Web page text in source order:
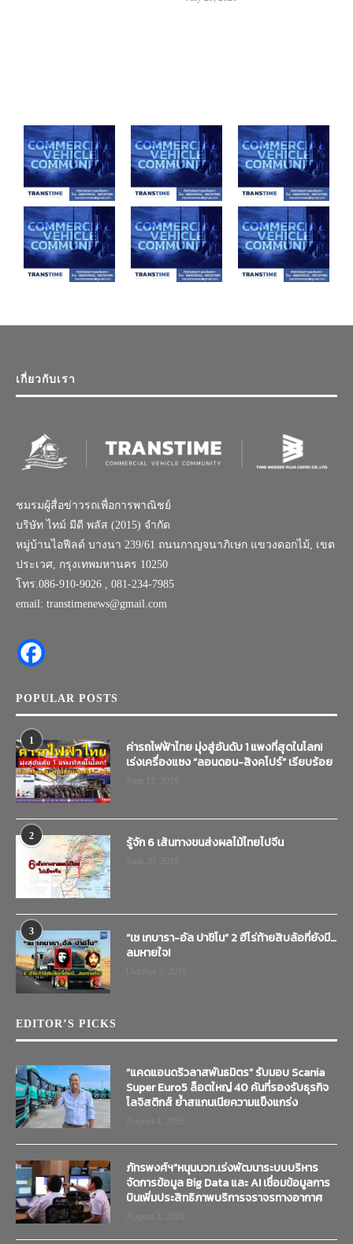
เกี่ยวกับเรา
ชมรมผู้สื่อข่าวรถเพื่อการพาณิชย์
บริษัท ไทม์ มีดี พลัส (2015) จำกัด
หมู่บ้านไอฟีลด์ บางนา 239/61 ถนนกาญจนาภิเษก แขวงดอกไม้, เขต
ประเวศ, กรุงเทพมหานคร 10250
โทร.086-910-9026 , 081-234-7985
email: transtimenews@gmail.com
POPULAR POSTS
1
ค่ารถไฟฟ้าไทย มุ่งสู่อันดับ 1 แพงที่สุดในโลก!
เร่งเครื่องแซง “ลอนดอน-สิงคโปร์” เรียบร้อย
2 รู้จัก 6 เส้นทางขนส่งผลไม้ไทยไปจีน
3
“เช เกบารา-อัล ปาชิโน” 2 ฮีโร่ท้ายสิบล้อที่ยังมี…
ลมหายใจ!
EDITOR’S PICKS
“แคดแอนดริวลาสพันธมิตร” รับมอบ Scania
Super Euro5 ล็อตใหญ่ 40 คันที่รองรับธุรกิจ
โลจิสติกส์ ย้ำสแกนเนียความแข็งแกร่ง
ภัทรพงศ์ฯ”หนุนบวท.เร่งพัฒนาระบบบริหาร
จัดการข้อมูล Big Data และ AI เชื่อมข้อมูลการ
บินเพิ่มประสิทธิภาพบริการจราจรทางอากาศ